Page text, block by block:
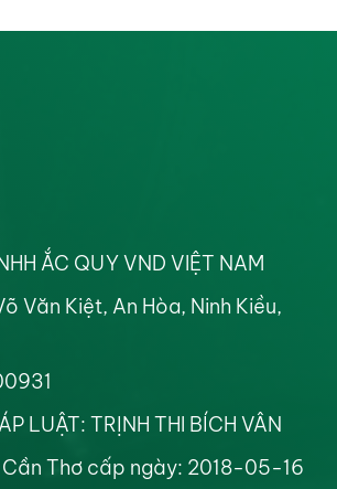
ẮC QUY VND VIỆT NAM
Văn Kiệt, An Hòa, Ninh Kiều,
LUẬT: TRỊNH THI BÍCH VÂN
Cần Thơ cấp ngày: 2018-05-16